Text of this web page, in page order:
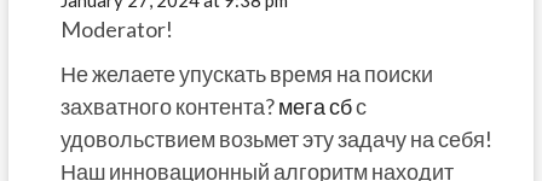
Moderator!
Не желаете упускать время на поиски
захватного контента?мега сбс
удовольствием возьмет эту задачу на себя!
Наш инновационный алгоритм находит